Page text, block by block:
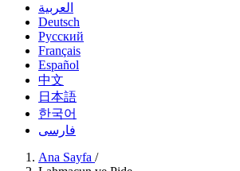
العربية
Deutsch
Русский
Français
Español
中文
日本語
한국어
فارسی
Ana Sayfa /